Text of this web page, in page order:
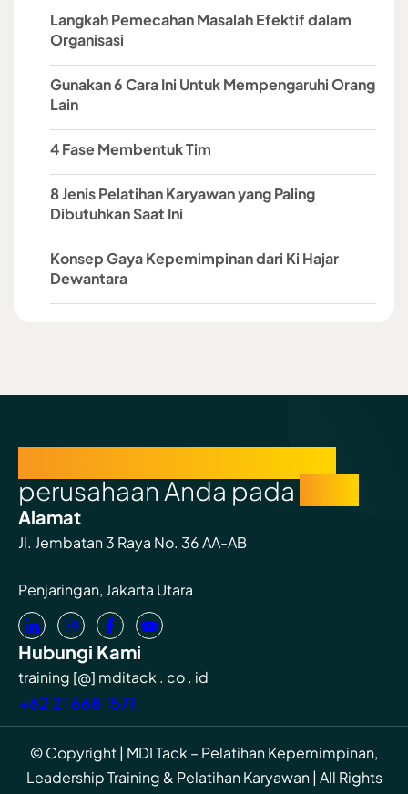
Langkah Pemecahan Masalah Efektif dalam
Organisasi
Gunakan 6 Cara Ini Untuk Mempengaruhi Orang
Lain
4 Fase Membentuk Tim
8 Jenis Pelatihan Karyawan yang Paling
Dibutuhkan Saat Ini
Konsep Gaya Kepemimpinan dari Ki Hajar
Dewantara
perusahaan Anda pada
Alamat
Jl. Jembatan 3 Raya No. 36 AA-AB
Penjaringan, Jakarta Utara
Hubungi Kami
training [@] mditack . co . id
+62 21 668 1571
© Copyright | MDI Tack – Pelatihan Kepemimpinan,
Leadership Training & Pelatihan Karyawan | All Rights